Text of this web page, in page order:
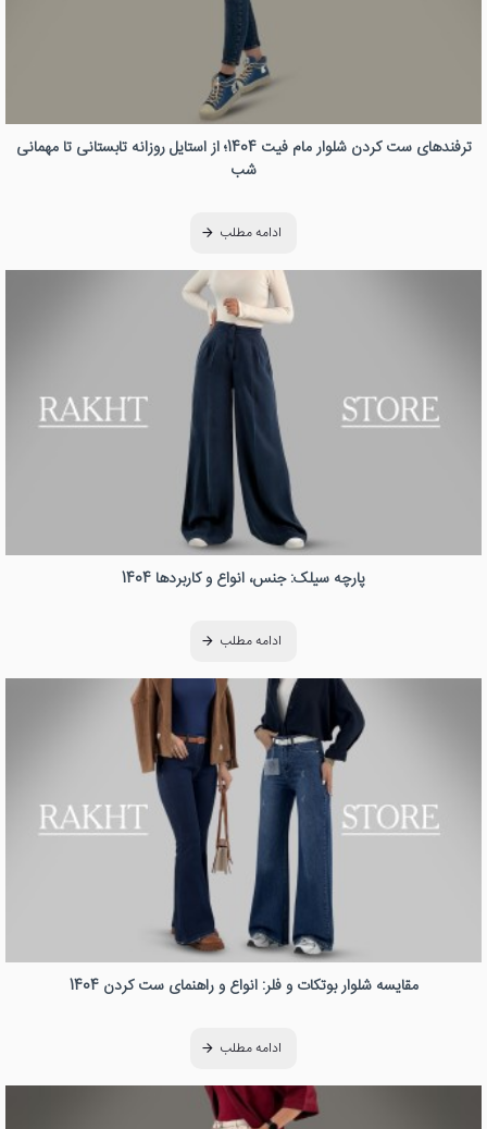
ترفندهای ست کردن شلوار مام فیت 1404؛ از استایل روزانه تابستانی تا مهمانی
شب
ادامه مطلب
پارچه سیلک: جنس، انواع و کاربردها 1404
ادامه مطلب
مقایسه شلوار بوتکات و فلر: انواع و راهنمای ست کردن 1404
ادامه مطلب